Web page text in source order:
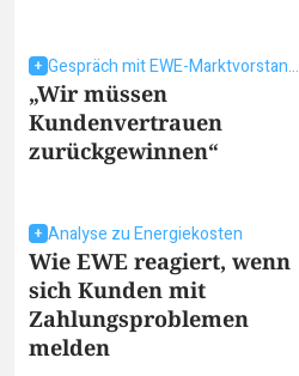
Gespräch mit EWE-Marktvorstand Dr. Christian Friege
„Wir müssen
Kundenvertrauen
zurückgewinnen“
Analyse zu Energiekosten
Wie EWE reagiert, wenn
sich Kunden mit
Zahlungsproblemen
melden